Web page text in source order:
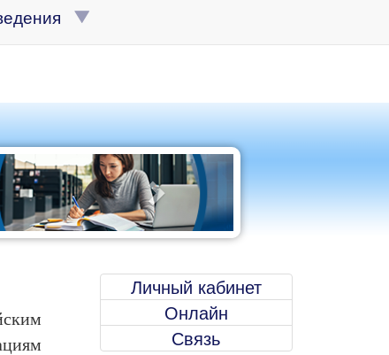
Личный кабинет
Онлайн
Связь